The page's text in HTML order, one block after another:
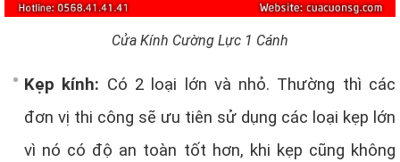
Cửa Kính Cường Lực 1 Cánh
Kẹp kính: Có 2 loại lớn và nhỏ. Thường thì các
đơn vị thi công sẽ ưu tiên sử dụng các loại kẹp lớn
vì nó có độ an toàn tốt hơn, khi kẹp cũng không